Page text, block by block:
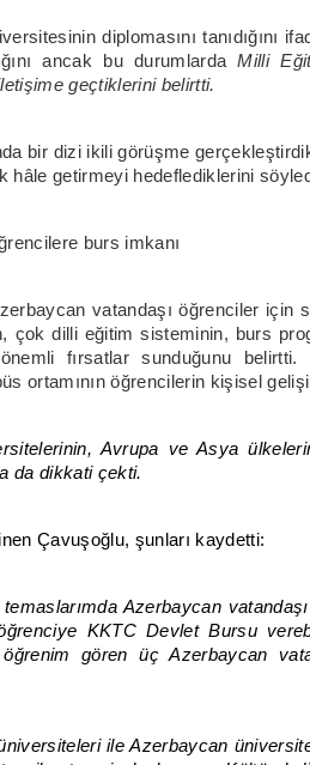
diplomasını tanıdığını
ancak bu durumlardaMilli
geçtiklerini belirtti.
bir dizi ikili görüşme
hâle getirmeyi hedeflediklerini
burs imkanı
vatandaşı öğrenciler için
çok dilli eğitim sisteminin, burs
fırsatlar sunduğunu
ortamının öğrencilerin kişisel
Avrupa ve Asya
da dikkati çekti.
Çavuşoğlu, şunları kaydetti:
Azerbaycan
KKTC Devlet Bursu
gören üç Azerbaycan
ile Azerbaycan